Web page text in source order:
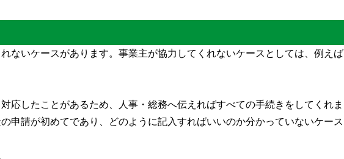
ないケースがあります。事業主が協力してくれないケースとしては、例えば
応したことがあるため、人事・総務へ伝えればすべての手続きをしてくれま
申請が初めてであり、どのように記入すればいいのか分かっていないケース